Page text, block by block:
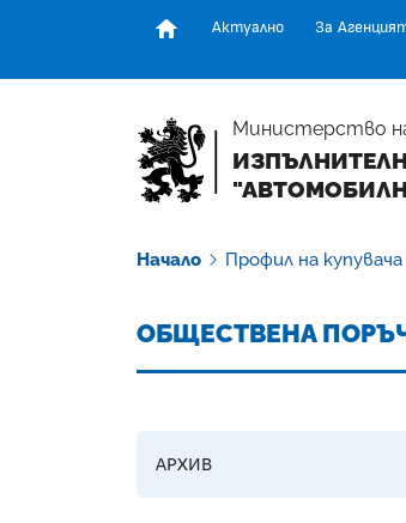
Актуално За
Министерство
Начало Профил на купувача
ОБЩЕСТВЕНА
АРХИВ